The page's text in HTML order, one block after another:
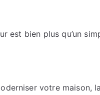
est bien plus qu’un
votre maison,